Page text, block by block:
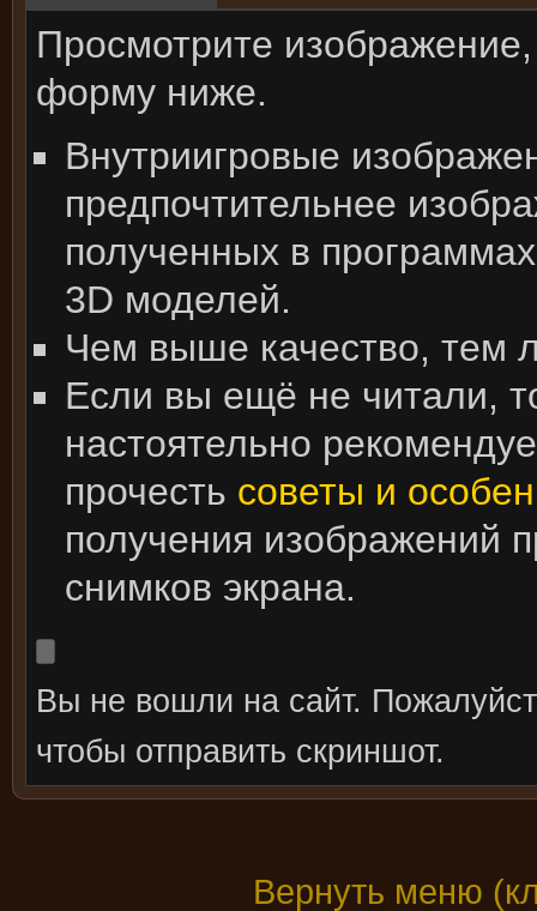
Просмотрите изображение,
форму ниже.
Внутриигровые
предпочтительнее
полученных в
3D моделей.
Чем выше качество, тем
Если вы ещё не читали,
настоятельно
прочесть советы и
получения изображений
снимков экрана.
Вы не вошли на сайт.
чтобы отправить скриншот.
Вернуть меню